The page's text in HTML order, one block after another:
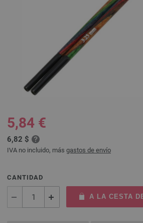
5,84 €
6,82 $
IVA no incluido, más gastos de envío
CANTIDAD
A LA CESTA